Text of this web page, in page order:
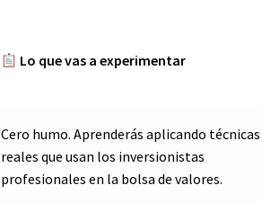
Lo que vas a experimentar
Cero humo. Aprenderás aplicando técnicas
reales que usan los inversionistas
profesionales en la bolsa de valores.